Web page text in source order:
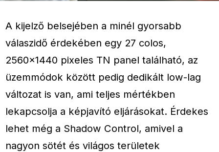
A kijelző belsejében a minél gyorsabb
válaszidő érdekében egy 27 colos,
2560×1440 pixeles TN panel található, az
üzemmódok között pedig dedikált low-lag
változat is van, ami teljes mértékben
lekapcsolja a képjavító eljárásokat. Érdekes
lehet még a Shadow Control, amivel a
nagyon sötét és világos területek